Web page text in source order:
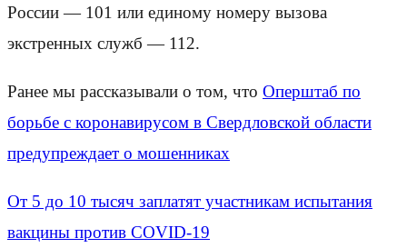
России — 101 или единому номеру вызова
экстренных служб — 112.
Ранее мы рассказывали о том, что Оперштаб по
борьбе с коронавирусом в Свердловской области
предупреждает о мошенниках
От 5 до 10 тысяч заплатят участникам испытания
вакцины против COVID-19